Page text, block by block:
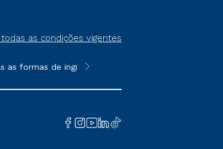
as condições vigentes
de ingresso, exceto na prova on-line
**Semipresencial é um formato do